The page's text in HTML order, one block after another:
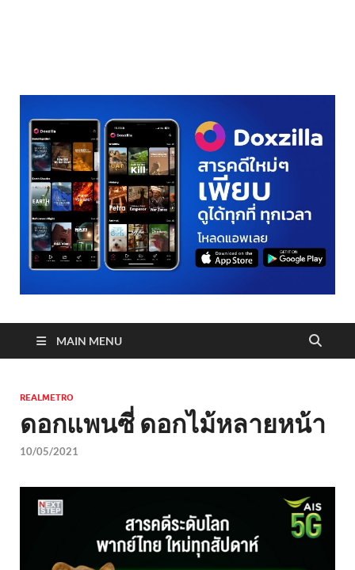
MAIN MENU
REALMETRO
ดอกแพนซี่ ดอกไม้หลายหน้า
10/05/2021